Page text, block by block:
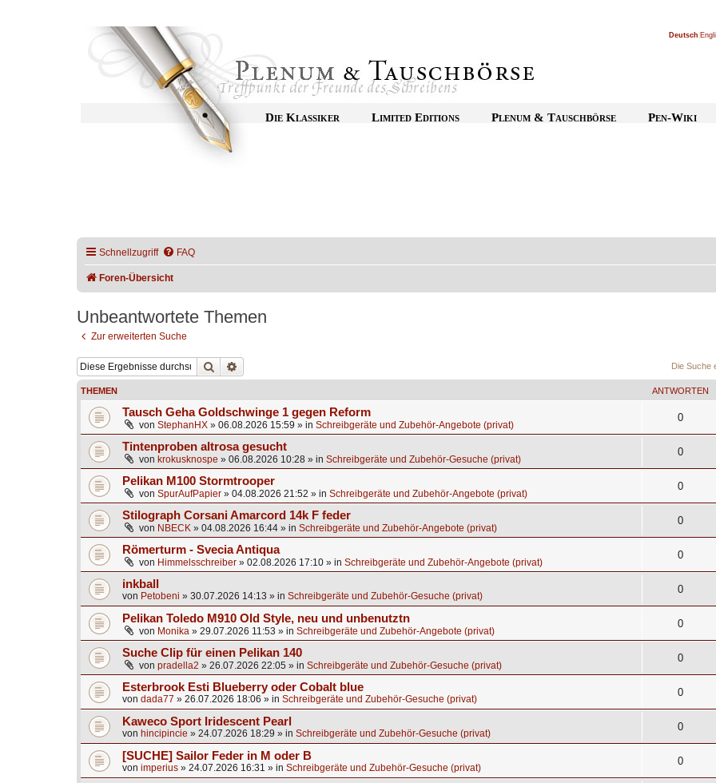
Deutsch
Die Klassiker Limited Editions Plenum & Tauschbörse Pen-Wiki
Schnellzugriff FAQ
Foren-Übersicht
Unbeantwortete Themen
Zur erweiterten Suche
Suche Die Suche
THEMEN ANTWORTEN
Tausch Geha Goldschwinge 1 gegen Reform
von StephanHX » 06.08.2026 15:59 » in Schreibgeräte und Zubehör-Angebote (privat)
0
Tintenproben altrosa gesucht
von krokusknospe » 06.08.2026 10:28 » in Schreibgeräte und Zubehör-Gesuche (privat)
0
Pelikan M100 Stormtrooper
von SpurAufPapier » 04.08.2026 21:52 » in Schreibgeräte und Zubehör-Angebote (privat)
0
Stilograph Corsani Amarcord 14k F feder
von NBECK » 04.08.2026 16:44 » in Schreibgeräte und Zubehör-Angebote (privat)
0
Römerturm - Svecia Antiqua
von Himmelsschreiber » 02.08.2026 17:10 » in Schreibgeräte und Zubehör-Angebote (privat)
0
inkball
von Petobeni » 30.07.2026 14:13 » in Schreibgeräte und Zubehör-Gesuche (privat)
0
Pelikan Toledo M910 Old Style, neu und unbenutztn
von Monika » 29.07.2026 11:53 » in Schreibgeräte und Zubehör-Angebote (privat)
0
Suche Clip für einen Pelikan 140
von pradella2 » 26.07.2026 22:05 » in Schreibgeräte und Zubehör-Gesuche (privat)
0
Esterbrook Esti Blueberry oder Cobalt blue
von dada77 » 26.07.2026 18:06 » in Schreibgeräte und Zubehör-Gesuche (privat)
0
Kaweco Sport Iridescent Pearl
von hincipincie » 24.07.2026 18:29 » in Schreibgeräte und Zubehör-Gesuche (privat)
0
[SUCHE] Sailor Feder in M oder B
von imperius » 24.07.2026 16:31 » in Schreibgeräte und Zubehör-Gesuche (privat)
0